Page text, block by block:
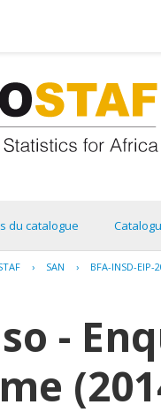
du catalogue
› SAN › BFA-INSD-EIP-
-